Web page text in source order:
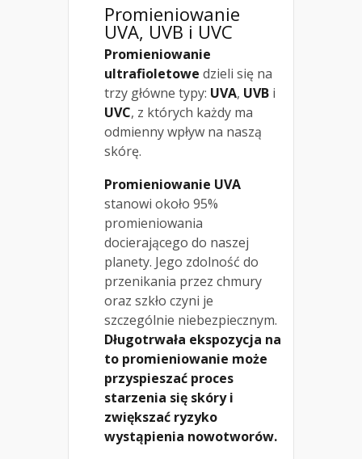
Promieniowanie
UVA, UVB i UVC
Promieniowanie
ultrafioletowe dzieli się na
trzy główne typy: UVA, UVB i
UVC, z których każdy ma
odmienny wpływ na naszą
skórę.
Promieniowanie UVA
stanowi około 95%
promieniowania
docierającego do naszej
planety. Jego zdolność do
przenikania przez chmury
oraz szkło czyni je
szczególnie niebezpiecznym.
Długotrwała ekspozycja na
to promieniowanie może
przyspieszać proces
starzenia się skóry i
zwiększać ryzyko
wystąpienia nowotworów.